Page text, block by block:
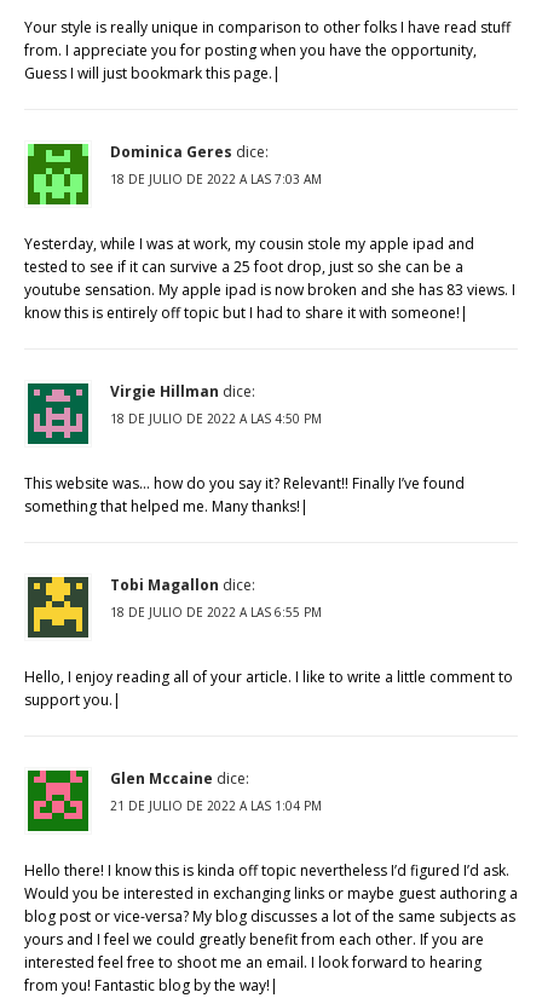
Your style is really unique in comparison to other folks I have read stuff
from. I appreciate you for posting when you have the opportunity,
Guess I will just bookmark this page.|
Dominica Geres dice:
18 DE JULIO DE 2022 A LAS 7:03 AM
Yesterday, while I was at work, my cousin stole my apple ipad and
tested to see if it can survive a 25 foot drop, just so she can be a
youtube sensation. My apple ipad is now broken and she has 83 views. I
know this is entirely off topic but I had to share it with someone!|
Virgie Hillman dice:
18 DE JULIO DE 2022 A LAS 4:50 PM
This website was… how do you say it? Relevant!! Finally I’ve found
something that helped me. Many thanks!|
Tobi Magallon dice:
18 DE JULIO DE 2022 A LAS 6:55 PM
Hello, I enjoy reading all of your article. I like to write a little comment to
support you.|
Glen Mccaine dice:
21 DE JULIO DE 2022 A LAS 1:04 PM
Hello there! I know this is kinda off topic nevertheless I’d figured I’d ask.
Would you be interested in exchanging links or maybe guest authoring a
blog post or vice-versa? My blog discusses a lot of the same subjects as
yours and I feel we could greatly benefit from each other. If you are
interested feel free to shoot me an email. I look forward to hearing
from you! Fantastic blog by the way!|